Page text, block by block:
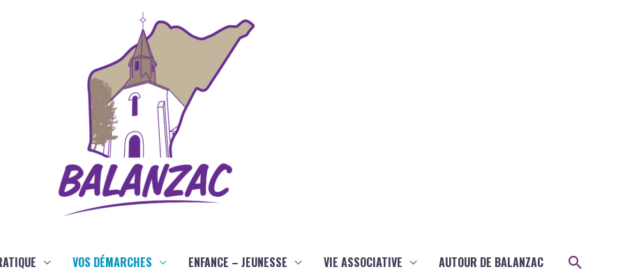
VOS DÉMARCHES ENFANCE – JEUNESSE VIE ASSOCIATIVE AUTOUR DE BALANZAC